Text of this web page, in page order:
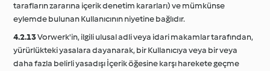
tarafların zararına içerik denetim kararları) ve mümkünse
eylemde bulunan Kullanıcının niyetine bağlıdır.
4.2.13Vorwerk'in, ilgili ulusal adli veya idari makamlar tarafından,
yürürlükteki yasalara dayanarak, bir Kullanıcıya veya bir veya
daha fazla belirli yasadışı İçerik öğesine karşı harekete geçme